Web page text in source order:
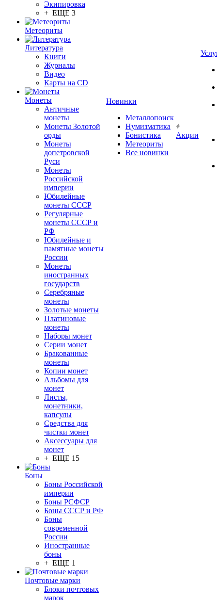
Экипировка
+ ЕЩЕ 3
Метеориты
Литература
Книги
Журналы
Видео
Карты на CD
Монеты
Античные
монеты
Монеты Золотой
орды
Монеты
допетровской
Руси
Монеты
Российской
империи
Юбилейные
монеты СССР
Регулярные
монеты СССР и
РФ
Юбилейные и
памятные монеты
России
Монеты
иностранных
государств
Серебряные
монеты
Золотые монеты
Платиновые
монеты
Наборы монет
Серии монет
Бракованные
монеты
Копии монет
Альбомы для
монет
Листы,
монетники,
капсулы
Средства для
чистки монет
Аксессуары для
монет
+ ЕЩЕ 15
Боны
Боны Российской
империи
Боны РСФСР
Боны СССР и РФ
Боны
современной
России
Иностранные
боны
+ ЕЩЕ 1
Почтовые марки
Блоки почтовых
марок
Новинки
Металлопоиск
Нумизматика
Бонистика
Метеориты
Все новинки
Акции